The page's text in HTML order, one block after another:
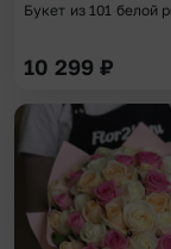
Букет из 101 белой
10 299 ₽